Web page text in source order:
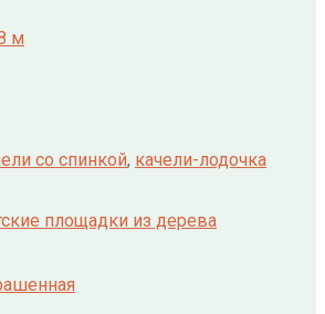
м
со спинкой, качели-лодочка
площадки из дерева